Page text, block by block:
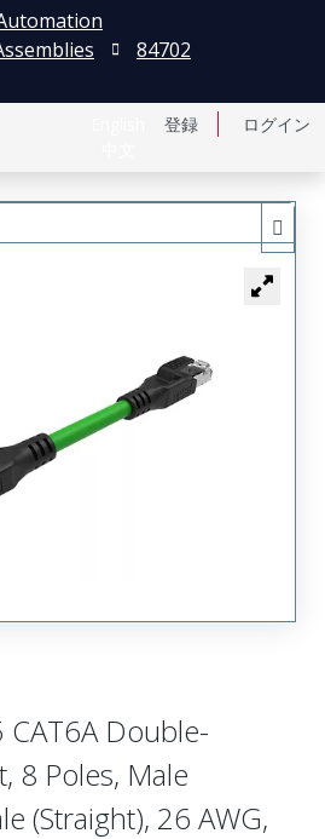
登録 ログイン
84702
CAT6A Double-
8 Poles, Male
(Straight), 26 AWG,